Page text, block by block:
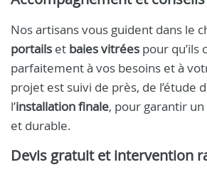
Nos artisans vous guident dans le
portails et baies vitrées pour qu’ils
parfaitement à vos besoins et à
projet est suivi de près, de l’étude
l’installation finale, pour garantir
et durable.
Devis gratuit et intervention